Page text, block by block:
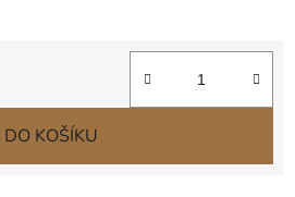
DO KOŠÍKU